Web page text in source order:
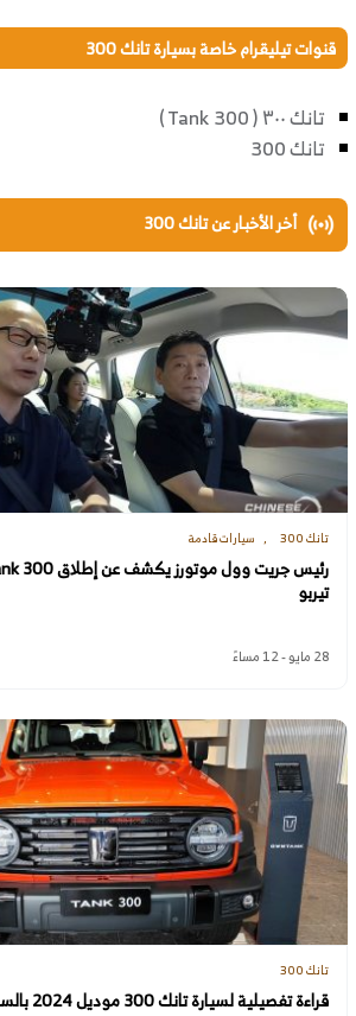
قنوات تيليقرام خاصة بسيارة تانك 300
تانك ٣٠٠ ( Tank 300 )
تانك 300
أخر الأخبار عن تانك 300
تانك 300 سيارات قادمة
تيربو
28 مايو - 12 مساءً
تانك 300
قراءة تفصيلية لسيارة تانك 300 موديل 2024 بالسعودية